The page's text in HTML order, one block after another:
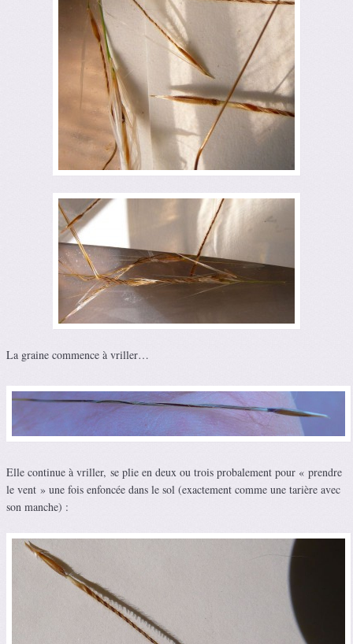
La graine commence à vriller…
Elle continue à vriller, se plie en deux ou trois probalement pour « prendre
le vent » une fois enfoncée dans le sol (exactement comme une tarière avec
son manche) :